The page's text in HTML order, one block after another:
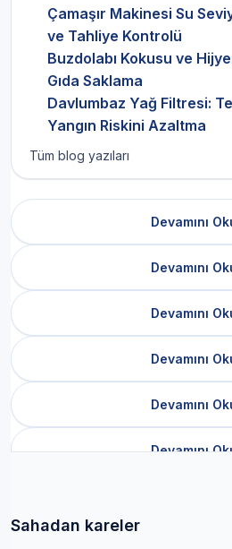
Çamaşır Makinesi Su
ve Tahliye Kontrolü
Buzdolabı Kokusu ve
Gıda Saklama
Davlumbaz Yağ Filtresi:
Yangın Riskini Azaltma
Tüm blog yazıları
Devamını
Devamını
Devamını
Devamını
Devamını
Devamını
Sahadan kareler